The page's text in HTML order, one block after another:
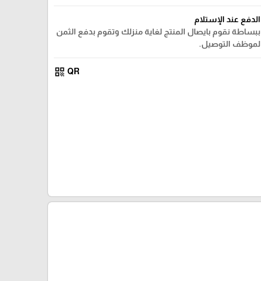
الدفع عند الإستلام
ببساطة نقوم بايصال المنتج لغاية منزلك وتقوم بدفع الثمن
لموظف التوصيل.
QR
qr_code